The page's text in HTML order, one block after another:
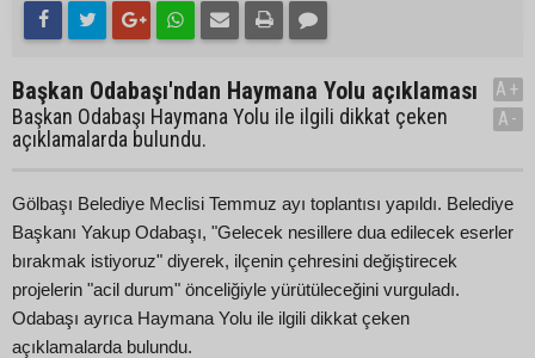
Başkan Odabaşı'ndan Haymana Yolu açıklaması
Başkan Odabaşı Haymana Yolu ile ilgili dikkat çeken
açıklamalarda bulundu.
A+
A-
Gölbaşı Belediye Meclisi Temmuz ayı toplantısı yapıldı. Belediye
Başkanı Yakup Odabaşı, "Gelecek nesillere dua edilecek eserler
bırakmak istiyoruz" diyerek, ilçenin çehresini değiştirecek
projelerin "acil durum" önceliğiyle yürütüleceğini vurguladı.
Odabaşı ayrıca Haymana Yolu ile ilgili dikkat çeken
açıklamalarda bulundu.